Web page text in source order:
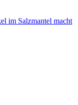
im Salzmantel macht